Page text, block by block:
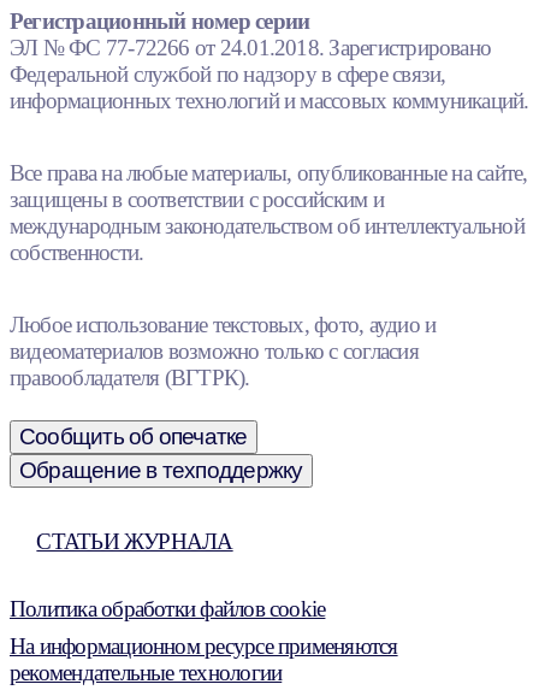
Регистрационный номер серии
ЭЛ № ФС 77-72266 от 24.01.2018. Зарегистрировано
Федеральной службой по надзору в сфере связи,
информационных технологий и массовых коммуникаций.
Все права на любые материалы, опубликованные на сайте,
защищены в соответствии с российским и
международным законодательством об интеллектуальной
собственности.
Любое использование текстовых, фото, аудио и
видеоматериалов возможно только с согласия
правообладателя (ВГТРК).
Сообщить об опечатке
Обращение в техподдержку
СТАТЬИ ЖУРНАЛА
Политика обработки файлов cookie
На информационном ресурсе применяются
рекомендательные технологии